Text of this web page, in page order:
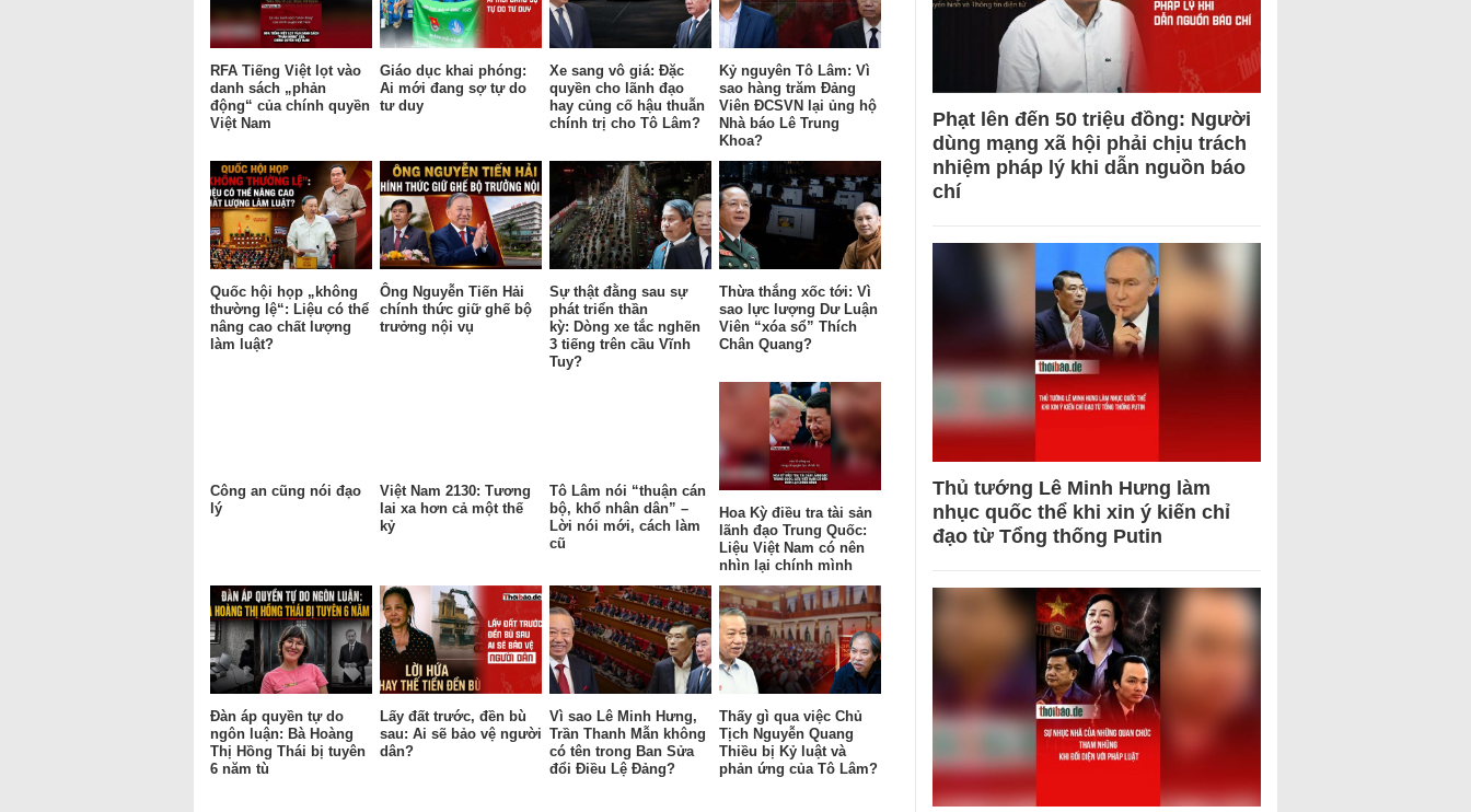
RFA Tiếng Việt lọt vào
danh sách „phản
động“ của chính quyền
Việt Nam
Giáo dục khai phóng:
Ai mới đang sợ tự do
tư duy
Xe sang vô giá: Đặc
quyền cho lãnh đạo
hay củng cố hậu thuẫn
chính trị cho Tô Lâm?
Kỷ nguyên Tô Lâm: Vì
sao hàng trăm Đảng
Viên ĐCSVN lại ủng hộ
Nhà báo Lê Trung
Khoa?
Quốc hội họp „không
thường lệ“: Liệu có thể
nâng cao chất lượng
làm luật?
Ông Nguyễn Tiến Hải
chính thức giữ ghế bộ
trưởng nội vụ
Sự thật đằng sau sự
phát triển thần
kỳ: Dòng xe tắc nghẽn
3 tiếng trên cầu Vĩnh
Tuy?
Thừa thắng xốc tới: Vì
sao lực lượng Dư Luận
Viên “xóa sổ” Thích
Chân Quang?
Công an cũng nói đạo
lý
Việt Nam 2130: Tương
lai xa hơn cả một thế
kỷ
Tô Lâm nói “thuận cán
bộ, khổ nhân dân” –
Lời nói mới, cách làm
cũ
Hoa Kỳ điều tra tài sản
lãnh đạo Trung Quốc:
Liệu Việt Nam có nên
nhìn lại chính mình
Đàn áp quyền tự do
ngôn luận: Bà Hoàng
Thị Hồng Thái bị tuyên
6 năm tù
Lấy đất trước, đền bù
sau: Ai sẽ bảo vệ người
dân?
Vì sao Lê Minh Hưng,
Trần Thanh Mẫn không
có tên trong Ban Sửa
đổi Điều Lệ Đảng?
Thấy gì qua việc Chủ
Tịch Nguyễn Quang
Thiều bị Kỷ luật và
phản ứng của Tô Lâm?
Phạt lên đến 50 triệu đồng: Người
dùng mạng xã hội phải chịu trách
nhiệm pháp lý khi dẫn nguồn báo
chí
Thủ tướng Lê Minh Hưng làm
nhục quốc thể khi xin ý kiến chỉ
đạo từ Tổng thống Putin